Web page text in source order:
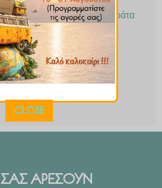
με εξαιρετική γεύση, αφράτα
ΣΑΣ ΑΡΕΣΟΥΝ
CLOSE